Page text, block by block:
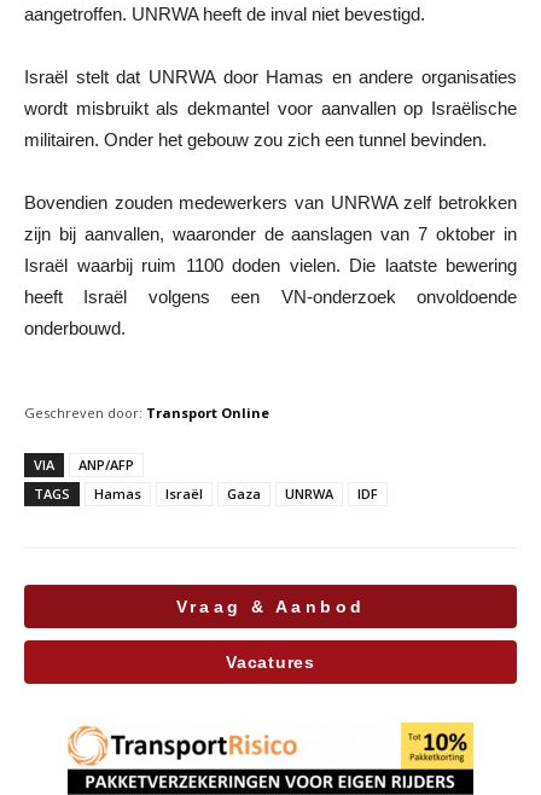
aangetroffen. UNRWA heeft de inval niet bevestigd.
Israël stelt dat UNRWA door Hamas en andere organisaties
wordt misbruikt als dekmantel voor aanvallen op Israëlische
militairen. Onder het gebouw zou zich een tunnel bevinden.
Bovendien zouden medewerkers van UNRWA zelf betrokken
zijn bij aanvallen, waaronder de aanslagen van 7 oktober in
Israël waarbij ruim 1100 doden vielen. Die laatste bewering
heeft Israël volgens een VN-onderzoek onvoldoende
onderbouwd.
Geschreven door: Transport Online
VIA
ANP/AFP
TAGS
Hamas Israël Gaza UNRWA IDF
Vraag & Aanbod
Vacatures